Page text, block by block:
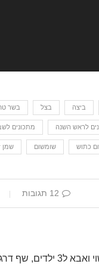
ביצה בצל בשר
לראש השנה מתכונים
כתוש שומשום שמן
12 תגובות
אסף כהן, נשוי